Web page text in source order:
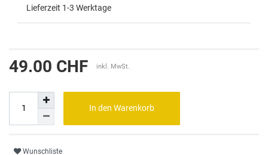
Lieferzeit 1-3 Werktage
49.00 CHF inkl. MwSt.
In den Warenkorb
Wunschliste